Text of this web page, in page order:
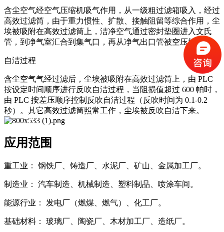
含尘空气经空气压缩机吸气作用，从一级粗过滤箱吸入，经过
高效过滤筒，由于重力惯性、扩散、接触阻留等综合作用，尘
埃被吸附在高效过滤筒上，洁净空气通过密封垫圈进入文氏
管，到净气室汇合到集气口，再从净气出口管被空压机吸入。
自洁过程
含尘空气气经过滤后，尘埃被吸附在高效过滤筒上，由 PLC
按设定时间顺序进行反吹自洁过程，当阻损值超过 600 帕时，
由 PLC 按差压顺序控制反吹自洁过程（反吹时间为 0.1-0.2
秒）。其它高效过滤筒照常工作，尘埃被反吹自洁下来。
应用范围
重工业： 钢铁厂、铸造厂、水泥厂、矿山、金属加工厂。
制造业： 汽车制造、机械制造、塑料制品、喷涂车间。
能源行业： 发电厂（燃煤、燃气）、化工厂。
基础材料： 玻璃厂、陶瓷厂、木材加工厂、造纸厂。